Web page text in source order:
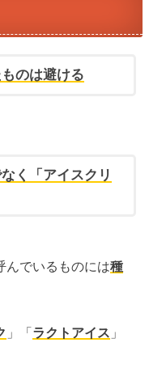
のは避ける
く「アイスクリ
んでいるものには種
」「 ラクトアイス 」